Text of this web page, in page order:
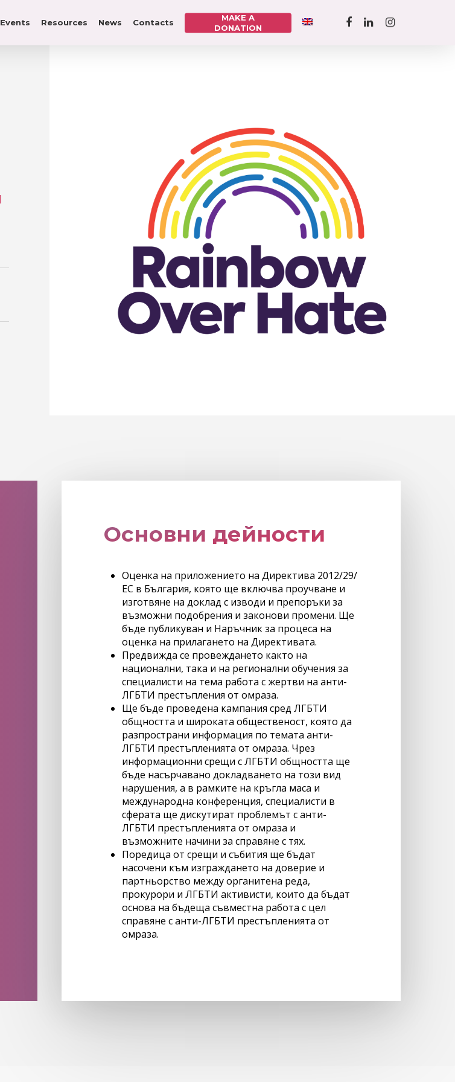
Events Resources News Contacts
MAKE A
DONATION
Основни дейности
Оценка на приложението на Директива 2012/29/
ЕС в България, която ще включва проучване и
изготвяне на доклад с изводи и препоръки за
възможни подобрения и законови промени. Ще
бъде публикуван и Наръчник за процеса на
оценка на прилагането на Директивата.
Предвижда се провеждането както на
национални, така и на регионални обучения за
специалисти на тема работа с жертви на анти-
ЛГБТИ престъпления от омраза.
Ще бъде проведена кампания сред ЛГБТИ
общността и широката общественост, която да
разпространи информация по темата анти-
ЛГБТИ престъпленията от омраза. Чрез
информационни срещи с ЛГБТИ общността ще
бъде насърчавано докладването на този вид
нарушения, а в рамките на кръгла маса и
международна конференция, специалисти в
сферата ще дискутират проблемът с анти-
ЛГБТИ престъпленията от омраза и
възможните начини за справяне с тях.
Поредица от срещи и събития ще бъдат
насочени към изграждането на доверие и
партньорство между органитена реда,
прокурори и ЛГБТИ активисти, които да бъдат
основа на бъдеща съвместна работа с цел
справяне с анти-ЛГБТИ престъпленията от
омраза.